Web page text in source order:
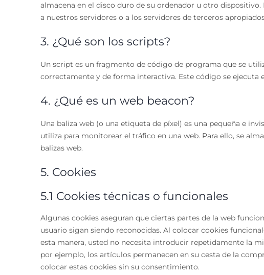
almacena en el disco duro de su ordenador u otro
a nuestros servidores o a los servidores de terceros
3. ¿Qué son los scripts?
Un script es un fragmento de código de programa que se
correctamente y de forma interactiva. Este código se ejecuta
4. ¿Qué es un web beacon?
Una baliza web (o una etiqueta de píxel) es una pequeña e
utiliza para monitorear el tráfico en una web. Para ello, se
balizas web.
5. Cookies
5.1 Cookies técnicas o funcionales
Algunas cookies aseguran que ciertas partes de la web
usuario sigan siendo reconocidas. Al colocar cookies
esta manera, usted no necesita introducir repetidamente la
por ejemplo, los artículos permanecen en su cesta de la
colocar estas cookies sin su consentimiento.